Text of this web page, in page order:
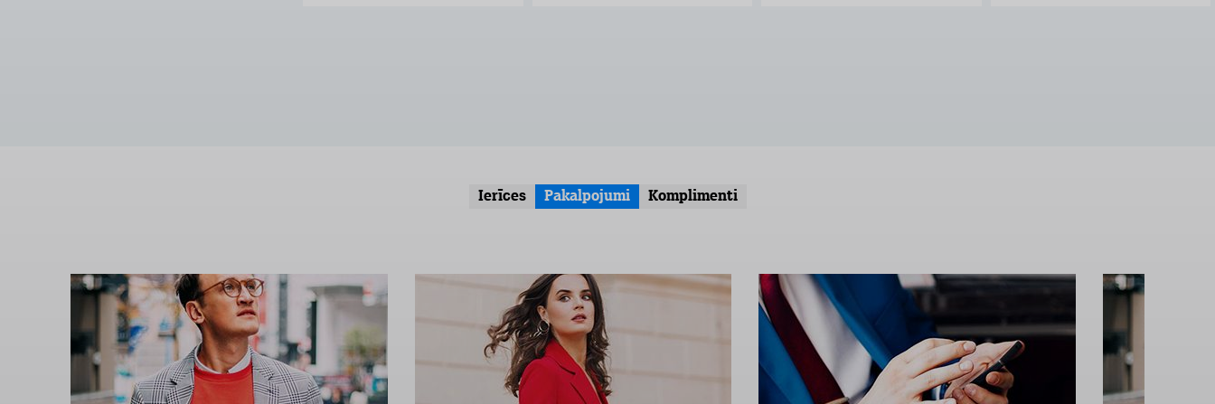
Ierīces Pakalpojumi Komplimenti